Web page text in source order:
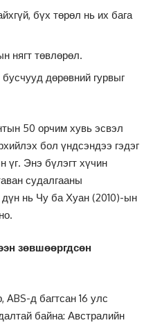
бүх төрөл нь их бага
нягт төвлөрөл.
дөрөвний гурвыг
50 орчим хувь эсвэл
бол үндсэндээ гэдэг
үг. Энэ бүлэгт хүчин
судалгааны
дүн нь Чу ба Хуан (2010)-ын
зөвшөөргдсөн
д багтсан 16 улс
байна: Австралийн